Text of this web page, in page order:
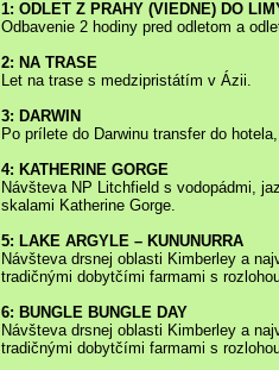
1: ODLET Z PRAHY (VIEDNE) DO
Odbavenie 2 hodiny pred odletom a
2: NA TRASE
Let na trase s medzipristátím v Ázii.
3: DARWIN
Po prílete do Darwinu transfer do
4: KATHERINE GORGE
Návšteva NP Litchfield s vodopádmi,
skalami Katherine Gorge.
5: LAKE ARGYLE – KUNUNURRA
Návšteva drsnej oblasti Kimberley a
tradičnými dobytčími farmami s
6: BUNGLE BUNGLE DAY
Návšteva drsnej oblasti Kimberley a
tradičnými dobytčími farmami s